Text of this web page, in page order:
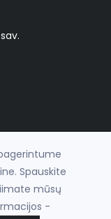
Spauskite
mūsų
-